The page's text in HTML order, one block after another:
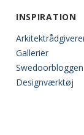
INSPIRATION
Gallerier
Swedoorbloggen
Designværktøj